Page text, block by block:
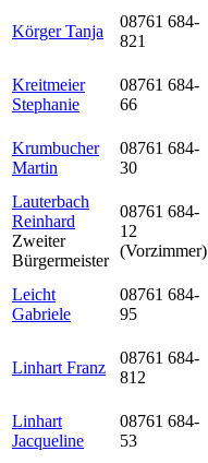
Körger Tanja
08761 684-
821
Kreitmeier
Stephanie
08761 684-
66
Krumbucher
Martin
08761 684-
30
Lauterbach
Reinhard
Zweiter
Bürgermeister
08761 684-
12
(Vorzimmer)
Leicht
Gabriele
08761 684-
95
Linhart Franz
08761 684-
812
Linhart
Jacqueline
08761 684-
53